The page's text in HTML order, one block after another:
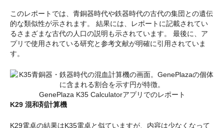
このレポートでは、青銅器時代や鉄器時代の古代の集団との遺伝
的な類似性が示されます。 結果には、レポートに記載されてい
るさまざまな古代の人口の説明も示されています。 最後に、ア
プリで使用されている研究と参考文献が明確に引用されていま
す。
GenePlaza K35 Calculatorアプリでのレポート
K29 混和剤計算機
K29電卓の結果はK35電卓と似ていますが、内容は少なくなって